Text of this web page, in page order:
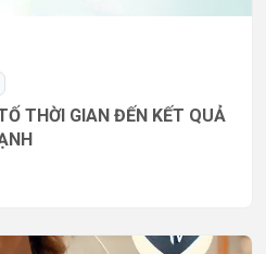
THỜI GIAN ĐẾN KẾT QUẢ